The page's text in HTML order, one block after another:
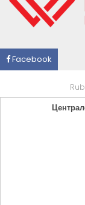
Facebook